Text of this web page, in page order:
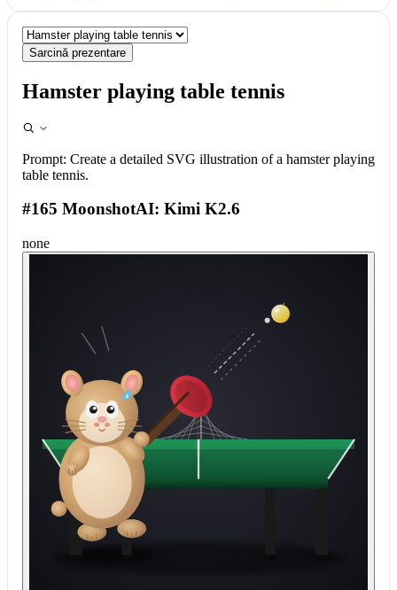
Sarcină prezentare
Hamster playing table tennis
Prompt: Create a detailed SVG illustration of a hamster playing
table tennis.
#165 MoonshotAI: Kimi K2.6
none